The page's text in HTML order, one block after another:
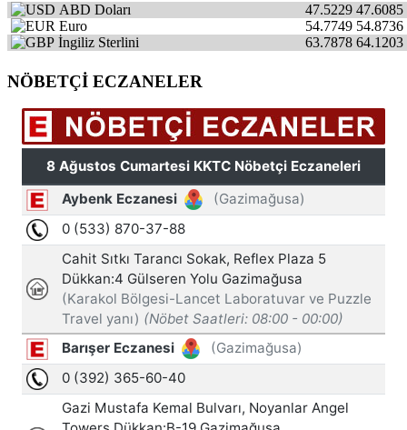
ABD Doları 47.6085
47.5229
Euro
54.8736
54.7749
İngiliz Sterlini
64.1203
63.7878
NÖBETÇİ ECZANELER